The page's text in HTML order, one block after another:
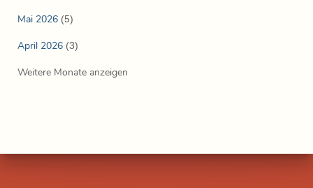
Mai 2026 (5)
April 2026 (3)
Weitere Monate anzeigen